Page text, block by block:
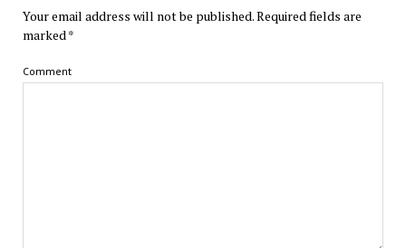
Your email address will not be published.Required fields are
marked*
Comment